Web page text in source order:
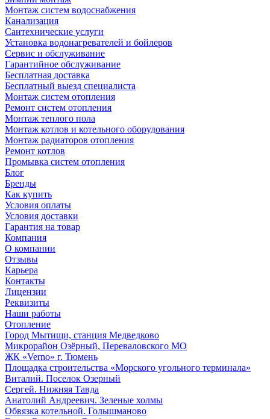
Монтаж систем водоснабжения
Канализация
Сантехнические услуги
Установка водонагревателей и бойлеров
Сервис и обслуживание
Гарантийное обслуживание
Бесплатная доставка
Бесплатный выезд специалиста
Монтаж систем отопления
Ремонт систем отопления
Монтаж теплого пола
Монтаж котлов и котельного оборудования
Монтаж радиаторов отопления
Ремонт котлов
Промывка систем отопления
Блог
Бренды
Как купить
Условия оплаты
Условия доставки
Гарантия на товар
Компания
О компании
Отзывы
Карьера
Контакты
Лицензии
Реквизиты
Наши работы
Отопление
Город Мытищи, станция Медведково
Микрорайон Озёрный, Переваловского МО
ЖК «Verno» г. Тюмень
Площадка строительства «Морского угольного терминала»
Виталий. Поселок Озерный
Сергей. Нижняя Тавда
Анатолий Андреевич. Зеленые холмы
Обвязка котельной. Голышманово